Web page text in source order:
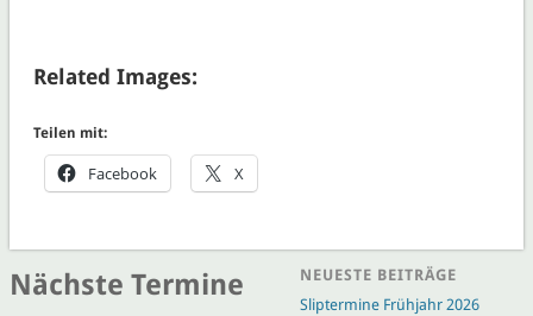
Related Images:
Teilen mit:
Facebook X
Nächste Termine
NEUESTE BEITRÄGE
Sliptermine Frühjahr 2026